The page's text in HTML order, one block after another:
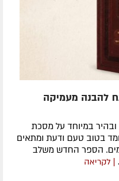
להבנה מעמיקה
ובהיר במיוחד על מסכת
בטוב טעם ודעת ומתאים
​הספר החדש משלב
| לקריאה